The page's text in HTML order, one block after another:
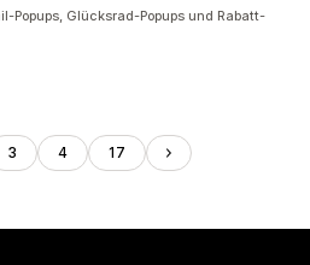
Popups, Glücksrad-Popups und Rabatt-
3 4 17